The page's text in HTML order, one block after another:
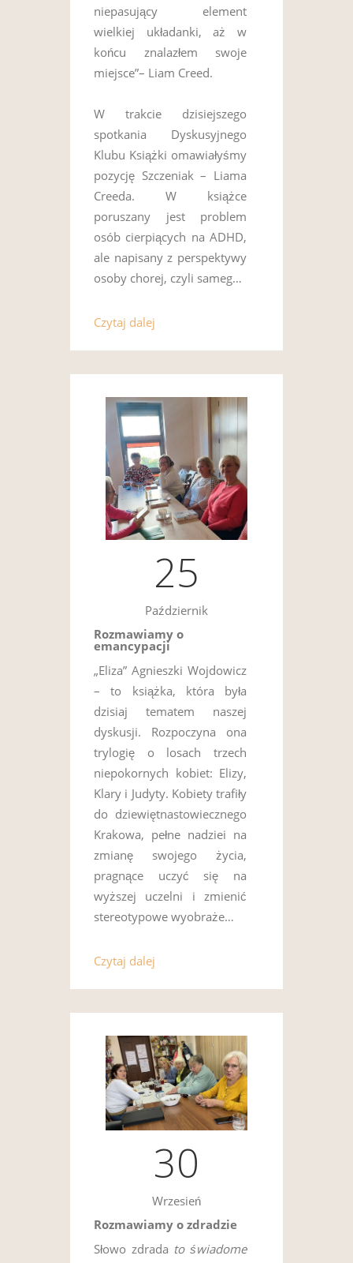
niepasujący element
wielkiej układanki, aż w
końcu znalazłem swoje
miejsce”– Liam Creed.
W trakcie dzisiejszego
spotkania Dyskusyjnego
Klubu Książki omawiałyśmy
pozycję Szczeniak – Liama
Creeda. W książce
poruszany jest problem
osób cierpiących na ADHD,
ale napisany z perspektywy
osoby chorej, czyli sameg…
Czytaj dalej
25
Październik
Rozmawiamy o
emancypacji
„Eliza” Agnieszki Wojdowicz
– to książka, która była
dzisiaj tematem naszej
dyskusji. Rozpoczyna ona
trylogię o losach trzech
niepokornych kobiet: Elizy,
Klary i Judyty. Kobiety trafiły
do dziewiętnastowiecznego
Krakowa, pełne nadziei na
zmianę swojego życia,
pragnące uczyć się na
wyższej uczelni i zmienić
stereotypowe wyobraże…
Czytaj dalej
30
Wrzesień
Rozmawiamy o zdradzie
Słowo zdrada to świadome